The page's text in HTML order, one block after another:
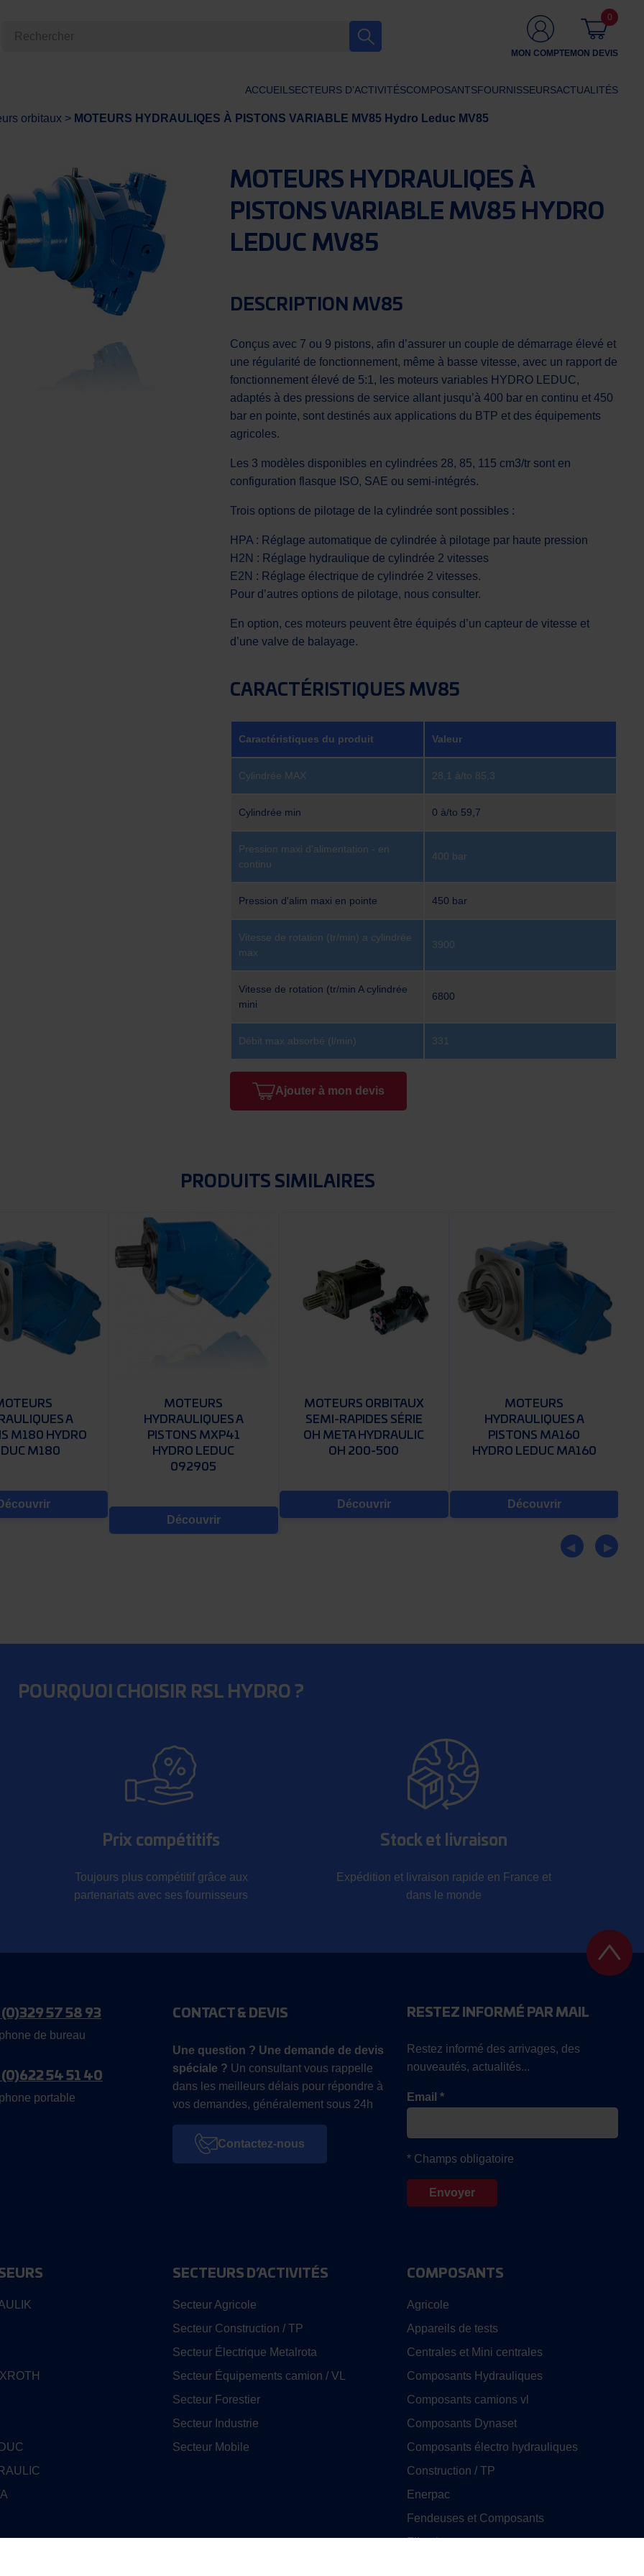
MON COMPTEMON DEVIS
0
ACCUEIL SECTEURS D’ACTIVITÉSCOMPOSANTSFOURNISSEURSACTUALITÉS
orbitaux > MOTEURS HYDRAULIQES À PISTONS VARIABLE MV85 Hydro Leduc MV85
MOTEURS HYDRAULIQES À
PISTONS VARIABLE MV85 HYDRO
LEDUC MV85
DESCRIPTION MV85
Conçus avec 7 ou 9 pistons, afin d’assurer un couple de démarrage élevé et
une régularité de fonctionnement, même à basse vitesse, avec un rapport de
fonctionnement élevé de 5:1, les moteurs variables HYDRO LEDUC,
adaptés à des pressions de service allant jusqu’à 400 bar en continu et 450
bar en pointe, sont destinés aux applications du BTP et des équipements
agricoles.
Les 3 modèles disponibles en cylindrées 28, 85, 115 cm3/tr sont en
configuration flasque ISO, SAE ou semi-intégrés.
Trois options de pilotage de la cylindrée sont possibles :
HPA : Réglage automatique de cylindrée à pilotage par haute pression
H2N : Réglage hydraulique de cylindrée 2 vitesses
E2N : Réglage électrique de cylindrée 2 vitesses.
Pour d’autres options de pilotage, nous consulter.
En option, ces moteurs peuvent être équipés d’un capteur de vitesse et
d’une valve de balayage.
CARACTÉRISTIQUES MV85
Caractéristiques du produit Valeur
Cylindrée MAX 28,1 à/to 85,3
Cylindrée min 0 à/to 59,7
Pression maxi d'alimentation - en
continu
400 bar
Pression d'alim maxi en pointe 450 bar
Vitesse de rotation (tr/min) a cylindrée
max
3900
Vitesse de rotation (tr/min A cylindrée
mini
6800
Débit max absorbé (l/min) 331
Ajouter à mon devis
PRODUITS SIMILAIRES
A
M180 HYDRO
M180
MOTEURS
HYDRAULIQUES A
PISTONS MXP41
HYDRO LEDUC
092905
Découvrir
MOTEURS ORBITAUX
SEMI-RAPIDES SÉRIE
OH META HYDRAULIC
OH 200-500
Découvrir
MOTEURS
HYDRAULIQUES A
PISTONS MA160
HYDRO LEDUC MA160
Découvrir
POURQUOI CHOISIR RSL HYDRO ?
Prix compétitifs
Toujours plus compétitif grâce aux
partenariats avec ses fournisseurs
Stock et livraison
Expédition et livraison rapide en France et
dans le monde
(0)329 57 58 93
de bureau
(0)622 54 51 40
portable
CONTACT & DEVIS
Une question ? Une demande de devis
spéciale ? Un consultant vous rappelle
dans les meilleurs délais pour répondre à
vos demandes, généralement sous 24h
Contactez-nous
RESTEZ INFORMÉ PAR MAIL
Restez informé des arrivages, des
nouveautés, actualités...
Email *
* Champs obligatoire
SECTEURS D’ACTIVITÉS
Secteur Agricole
Secteur Construction / TP
Secteur Électrique Metalrota
Secteur Équipements camion / VL
Secteur Forestier
Secteur Industrie
Secteur Mobile
COMPOSANTS
Agricole
Appareils de tests
Centrales et Mini centrales
Composants Hydrauliques
Composants camions vl
Composants Dynaset
Composants électro hydrauliques
Construction / TP
Enerpac
Fendeuses et Composants
Filtration